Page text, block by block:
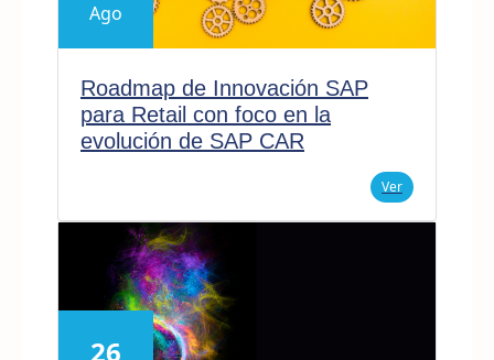
Ago
Roadmap de Innovación SAP
para Retail con foco en la
evolución de SAP CAR
Ver
26